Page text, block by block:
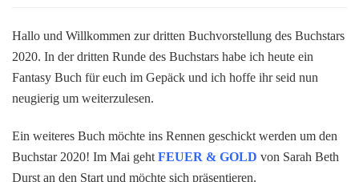
2020
–
Die
Hallo und Willkommen zur dritten Buchvorstellung des Buchstars
2020. In der dritten Runde des Buchstars habe ich heute ein
Fantasy Buch für euch im Gepäck und ich hoffe ihr seid nun
neugierig um weiterzulesen.
Ein weiteres Buch möchte ins Rennen geschickt werden um den
Buchstar 2020! Im Mai geht FEUER & GOLD von Sarah Beth
Durst an den Start und möchte sich präsentieren.